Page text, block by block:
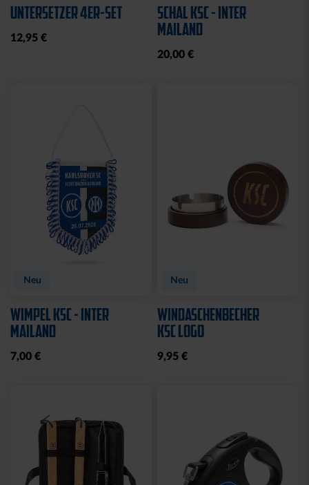
UNTERSETZER 4ER-SET
12,95 €
SCHAL KSC - INTER
MAILAND
20,00 €
Neu
WIMPEL KSC - INTER
MAILAND
7,00 €
Neu
WINDASCHENBECHER
KSC LOGO
9,95 €